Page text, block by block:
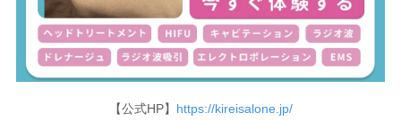
【公式HP】 https://kireisalone.jp/